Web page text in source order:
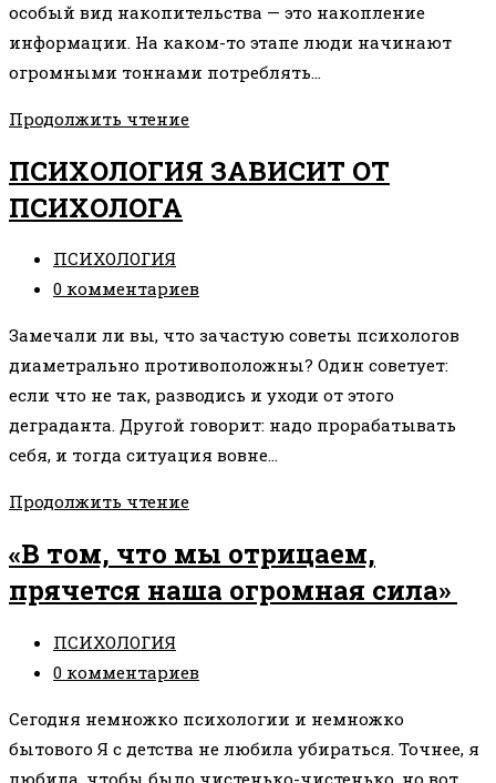
особый вид накопительства — это накопление
информации. На каком-то этапе люди начинают
огромными тоннами потреблять…
Продолжить чтение«То,
не
уровне
энергии,
легко
решается
на
более
уровне
ПСИХОЛОГИЯ ЗАВИСИТ ОТ
ПСИХОЛОГА
Рубрика
записи:
ПСИХОЛОГИЯ
Комментарии
записи:
0 комментариев
Замечали ли вы, что зачастую советы психологов
диаметрально противоположны? Один советует:
если что не так, разводись и уходи от этого
деграданта. Другой говорит: надо прорабатывать
себя, и тогда ситуация вовне…
Продолжить чтениеПСИХОЛОГИЯ
ОТ
ПСИХОЛОГА
«В том, что мы отрицаем,
прячется наша огромная сила»
Рубрика
записи:
ПСИХОЛОГИЯ
Комментарии
записи:
0 комментариев
Сегодня немножко психологии и немножко
бытового Я с детства не любила убираться. Точнее, я
любила, чтобы было чистенько-чистенько, но вот